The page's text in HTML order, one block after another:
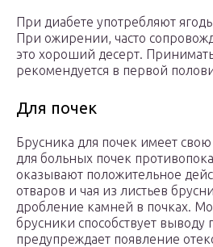
При диабете употребляют
При ожирении, часто
это хороший десерт.
рекомендуется в первой
Для почек
Брусника для почек имеет
для больных почек
оказывают положительное
отваров и чая из листьев
дробление камней в почках.
брусники способствует выводу
предупреждает появление